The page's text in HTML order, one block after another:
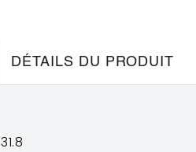
DÉTAILS DU PRODUIT